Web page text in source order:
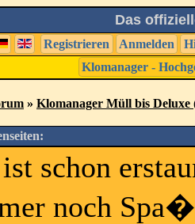
Das
Registrieren Anmelden
Klomanager -
» Klomanager Müll bis Deluxe
schon
noch